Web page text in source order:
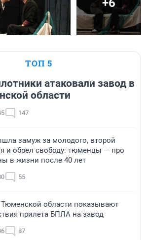
+6
ТОП 5
атаковали завод в
области
147
замуж за молодого, второй
и обрел свободу: тюменцы — про
в жизни после 40 лет
55
области показывают
прилета БПЛА на завод
87